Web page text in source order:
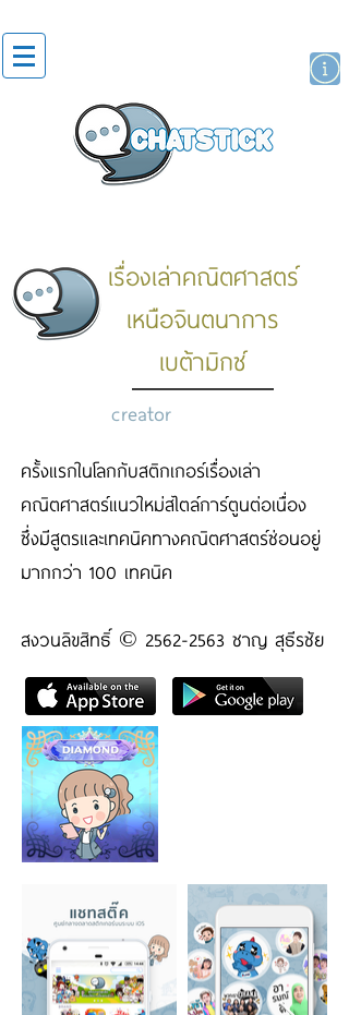
เรื่องเล่าคณิตศาสตร์
เหนือจินตนาการ
เบต้ามิกซ์
creator
ครั้งแรกในโลกกับสติกเกอร์เรื่องเล่า
คณิตศาสตร์แนวใหม่สไตล์การ์ตูนต่อเนื่อง
ซึ่งมีสูตรและเทคนิคทางคณิตศาสตร์ซ่อนอยู่
มากกว่า 100 เทคนิค
สงวนลิขสิทธิ์ ©️ 2562-2563 ชาญ สุธีรชัย